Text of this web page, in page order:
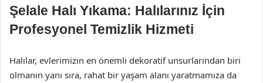
Şelale Halı Yıkama: Halılarınız İçin
Profesyonel Temizlik Hizmeti
Halılar, evlerimizin en önemli dekoratif unsurlarından biri
olmanın yanı sıra, rahat bir yaşam alanı yaratmamıza da